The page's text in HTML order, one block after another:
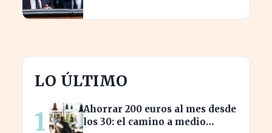
LO ÚLTIMO
1
Ahorrar 200 euros al mes desde
los 30: el camino a medio